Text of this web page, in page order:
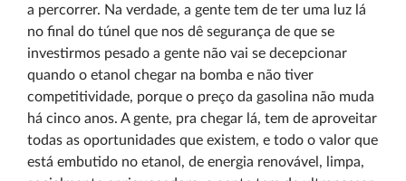
a percorrer. Na verdade, a gente tem de ter uma luz lá
no final do túnel que nos dê segurança de que se
investirmos pesado a gente não vai se decepcionar
quando o etanol chegar na bomba e não tiver
competitividade, porque o preço da gasolina não muda
há cinco anos. A gente, pra chegar lá, tem de aproveitar
todas as oportunidades que existem, e todo o valor que
está embutido no etanol, de energia renovável, limpa,